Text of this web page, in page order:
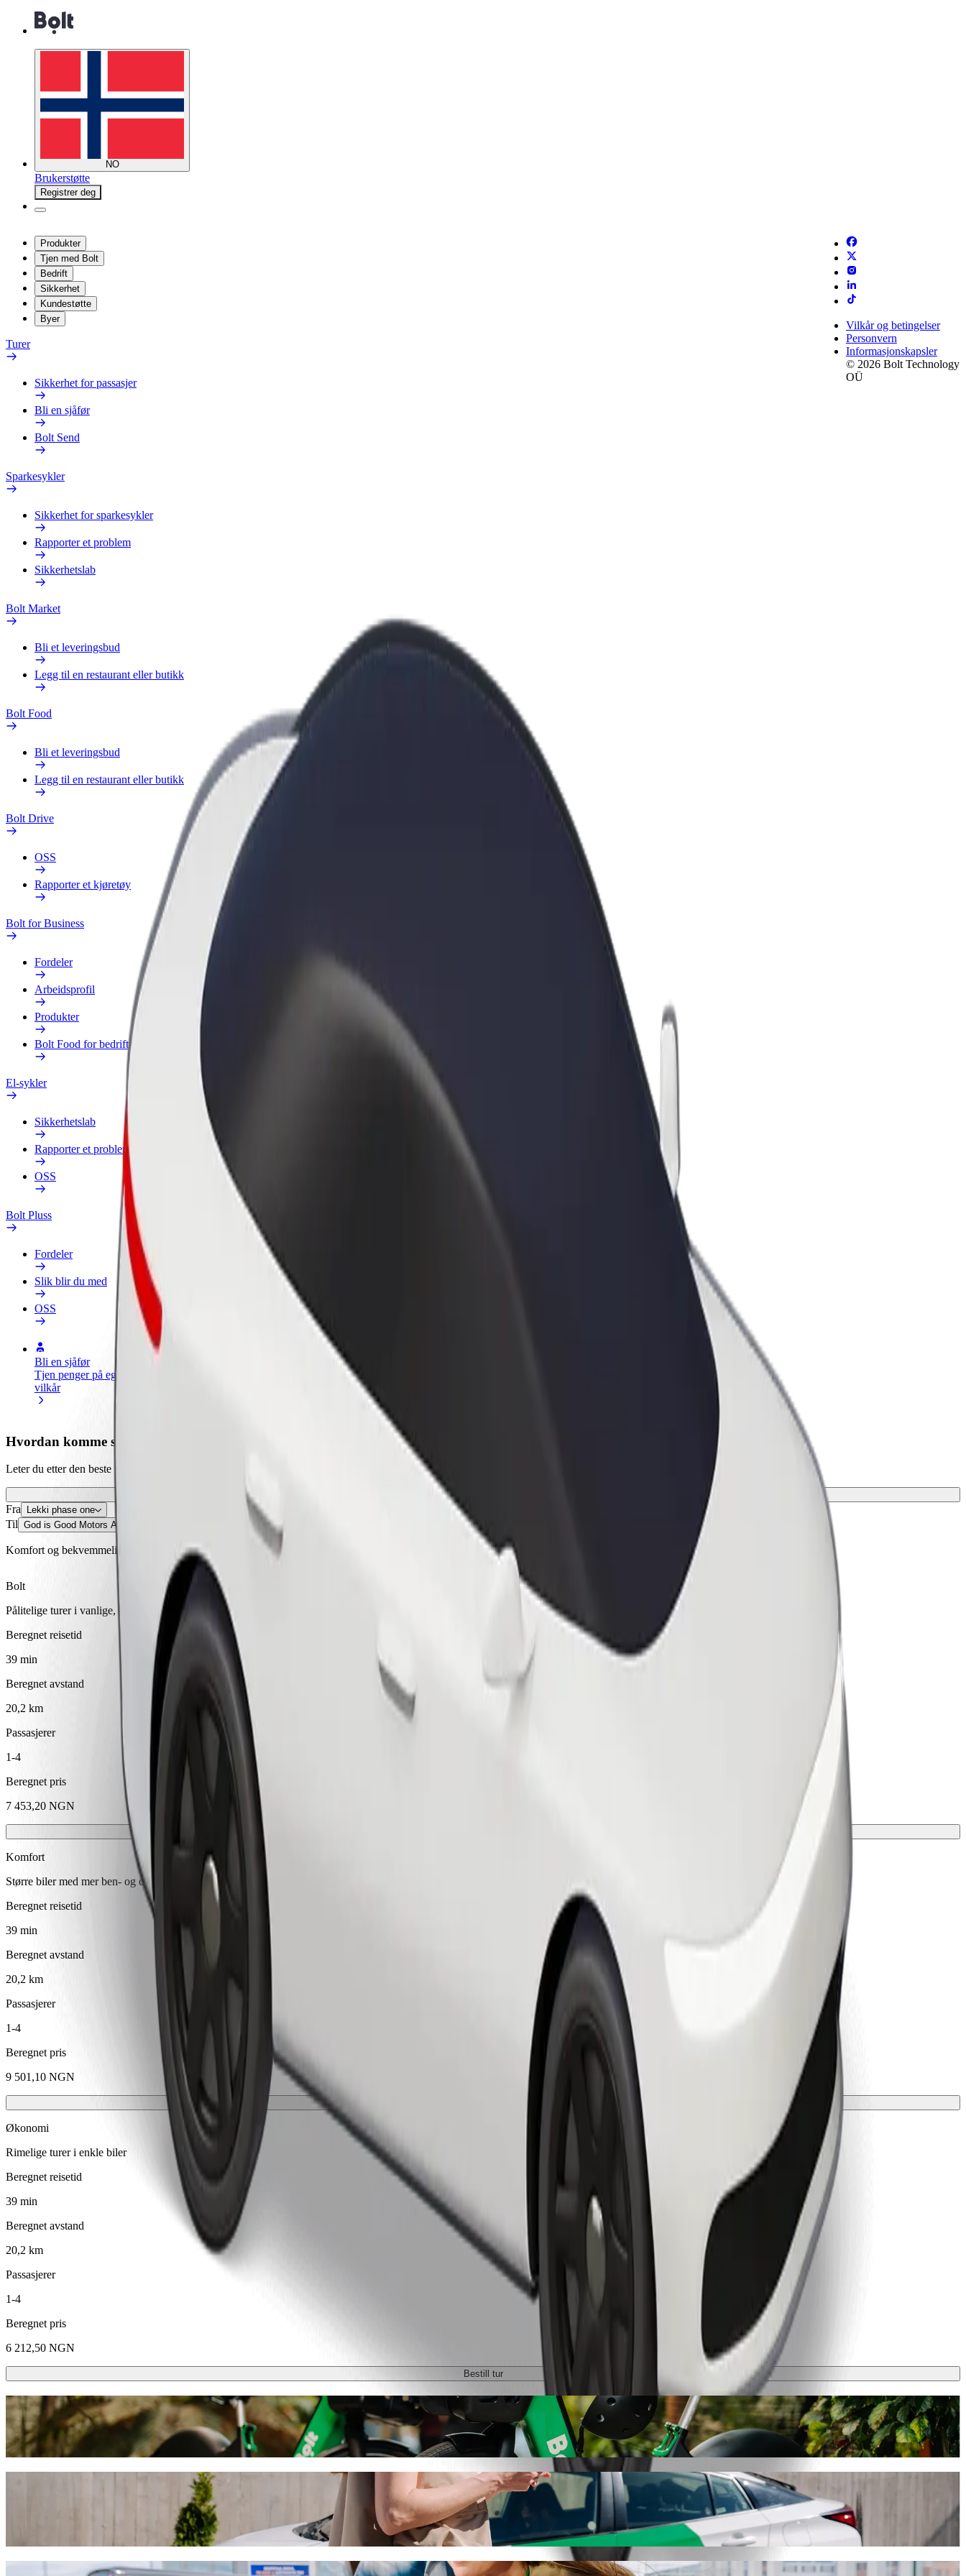
NO
Brukerstøtte
Registrer deg
Produkter
Tjen med Bolt
Bedrift
Sikkerhet
Kundestøtte
Byer
Turer
Sikkerhet for passasjer
Bli en sjåfør
Bolt Send
Sparkesykler
Sikkerhet for sparkesykler
Rapporter et problem
Sikkerhetslab
Bolt Market
Bli et leveringsbud
Legg til en restaurant eller butikk
Bolt Food
Bli et leveringsbud
Legg til en restaurant eller butikk
Bolt Drive
OSS
Rapporter et kjøretøy
Bolt for Business
Fordeler
Arbeidsprofil
Produkter
Bolt Food for bedrifter
El-sykler
Sikkerhetslab
Rapporter et problem
OSS
Bolt Pluss
Fordeler
Slik blir du med
OSS
Bli en sjåfør
Tjen penger på egne
vilkår
Legg til en restaurant eller butikk
Nå ut til flere kunder og øk
Bolt-produkter og tjenester oppskalert for
Vilkår og betingelser
Personvern
Informasjonskapsler
© 2026 Bolt Technology
OÜ
Hvordan komme seg fra Lekki phase one til God is Good Motors Ajah
Leter du etter den beste måten å reise fra Lekki phase one til God is Good Motors Ajah? Utforsk tjenestene våre og finn den perfekte turen.
Last ned appen
Fra Lekki phase one
Til God is Good Motors Ajah
Komfort og bekvemmelighet er bare noen trykk unna!
Bolt
Pålitelige turer i vanlige, mellomstore biler.
Beregnet reisetid
39 min
Beregnet avstand
20,2 km
Passasjerer
1-4
Beregnet pris
7 453,20 NGN
Komfort
Større biler med mer ben- og oppbevaringsplass
Beregnet reisetid
39 min
Beregnet avstand
20,2 km
Passasjerer
1-4
Beregnet pris
9 501,10 NGN
Økonomi
Rimelige turer i enkle biler
Beregnet reisetid
39 min
Beregnet avstand
20,2 km
Passasjerer
1-4
Beregnet pris
6 212,50 NGN
Bestill tur
Sparkesykler eller el-sykler
Kom deg rundt i Lagos med sparkesykler eller el-sykler
Last ned Bolt-appen
Reis fra Lekki phase one til God is Good Motors Ajah med Bolt samkjøring
Vi anbefaler at du velger Bolt samkjøring hvis du leter etter den beste prisen for å reise til God is Good Motors Ajah. Ved å bruke Bolt tar denne turen ca. 39 min og koster omtrent 6 212,50 NGN NGN. Uansett
hva som skjer finner vi det perfekte kjøretøyet til deg.
Bolt-tjenester for å reise fra Lekki phase one til God is Good Motors Ajah